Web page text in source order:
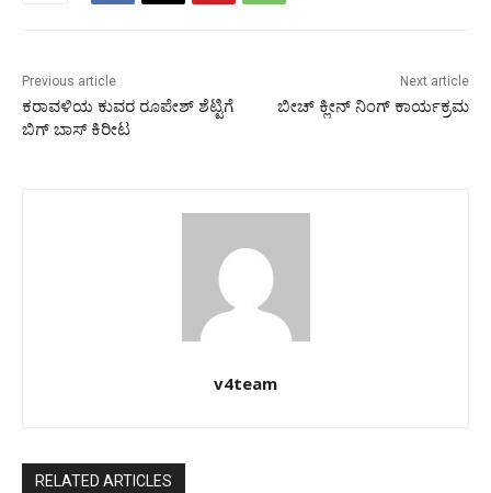
Previous article
ಕರಾವಳಿಯ ಕುವರ ರೂಪೇಶ್ ಶೆಟ್ಟಿಗೆ
ಬಿಗ್ ಬಾಸ್ ಕಿರೀಟ
Next article
ಬೀಚ್ ಕ್ಲೀನ್ ನಿಂಗ್ ಕಾರ್ಯಕ್ರಮ
v4team
RELATED ARTICLES